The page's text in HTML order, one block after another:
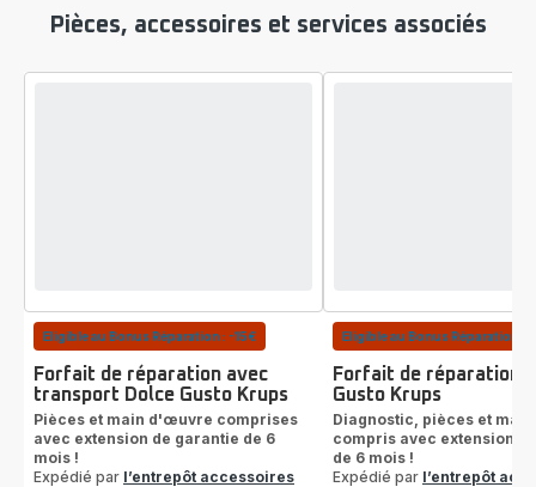
Pièces, accessoires et services associés
Eligible au Bonus Réparation : -15€
Forfait de réparation avec
transport Dolce Gusto Krups
Pièces et main d'œuvre comprises
avec extension de garantie de 6
mois !
Expédié par l’entrepôt accessoires
Eligible au Bonus Réparation : -
Forfait de réparation
Gusto Krups
Diagnostic, pièces et
compris avec extension
de 6 mois !
Expédié par l’entrepôt